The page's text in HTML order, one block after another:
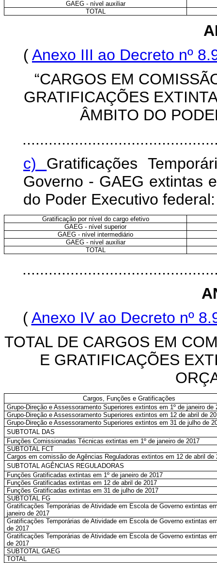
GAEG - nível auxiliar
TOTAL
(Anexo III ao Decreto nº
“CARGOS EM
GRATIFICAÇÕES
ÂMBITO DO
c) Gratificações
Governo - GAEG extintas
do Poder Executivo federal:
Gratificação por nível do cargo efetivo
GAEG - nível superior
GAEG - nível intermediário
GAEG - nível auxiliar
TOTAL
(Anexo IV ao Decreto nº
TOTAL DE CARGOS EM
E GRATIFICAÇÕES
Cargos, Funções e Gratificações
Grupo-Direção e Assessoramento Superiores extintos em 1º de janeiro de
Grupo-Direção e Assessoramento Superiores extintos em 12 de abril de
Grupo-Direção e Assessoramento Superiores extintos em 31 de julho de
SUBTOTAL DAS
Funções Comissionadas Técnicas extintas em 1º de janeiro de 2017
SUBTOTAL FCT
Cargos em comissão de Agências Reguladoras extintos em 12 de abril de
SUBTOTAL AGÊNCIAS REGULADORAS
Funções Gratificadas extintas em 1º de janeiro de 2017
Funções Gratificadas extintas em 12 de abril de 2017
Funções Gratificadas extintas em 31 de julho de 2017
SUBTOTAL FG
Gratificações Temporárias de Atividade em Escola de Governo extintas
janeiro de 2017
Gratificações Temporárias de Atividade em Escola de Governo extintas
de 2017
Gratificações Temporárias de Atividade em Escola de Governo extintas
de 2017
SUBTOTAL GAEG
TOTAL